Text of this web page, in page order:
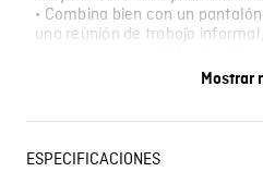
• Combina bien con un
una reunión de trabajo
• Funciona en ambientes de
Mostrar
ESPECIFICACIONES